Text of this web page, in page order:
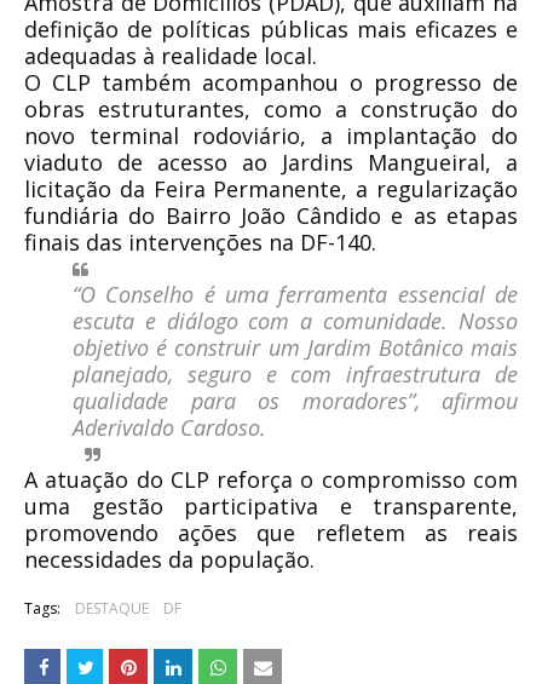
definição de políticas públicas mais eficazes e
adequadas à realidade local.
O CLP também acompanhou o progresso de
obras estruturantes, como a construção do
novo terminal rodoviário, a implantação do
viaduto de acesso ao Jardins Mangueiral, a
licitação da Feira Permanente, a regularização
fundiária do Bairro João Cândido e as etapas
finais das intervenções na DF-140.
“O Conselho é uma ferramenta essencial de
escuta e diálogo com a comunidade. Nosso
objetivo é construir um Jardim Botânico mais
planejado, seguro e com infraestrutura de
qualidade para os moradores”, afirmou
Aderivaldo Cardoso.
A atuação do CLP reforça o compromisso com
uma gestão participativa e transparente,
promovendo ações que refletem as reais
necessidades da população.
Tags: DESTAQUE DF